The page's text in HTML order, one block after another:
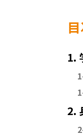
1.
2.